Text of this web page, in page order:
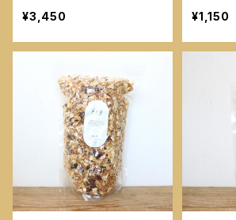
ーラ) 600g
¥3,450
¥1,150